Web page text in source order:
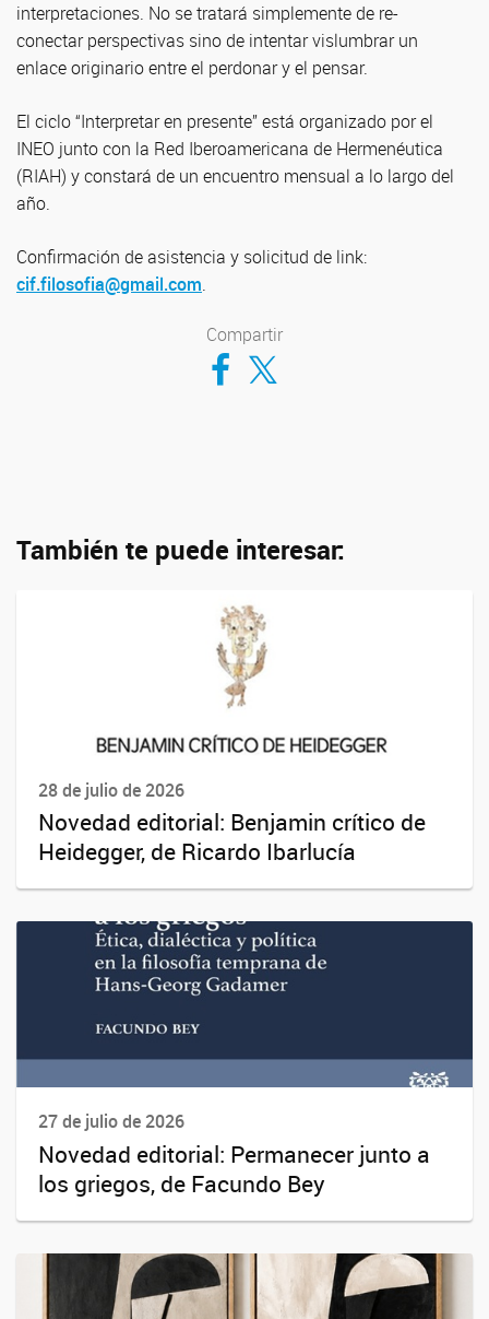
interpretaciones. No se tratará simplemente de re-
conectar perspectivas sino de intentar vislumbrar un
enlace originario entre el perdonar y el pensar.
El ciclo “Interpretar en presente” está organizado por el
INEO junto con la Red Iberoamericana de Hermenéutica
(RIAH) y constará de un encuentro mensual a lo largo del
año.
Confirmación de asistencia y solicitud de link:
cif.filosofia@gmail.com.
Compartir
Compartir en Facebook
Compartir en Twitter
También te puede interesar:
28 de julio de 2026
Novedad editorial: Benjamin crítico de
Heidegger, de Ricardo Ibarlucía
27 de julio de 2026
Novedad editorial: Permanecer junto a
los griegos, de Facundo Bey